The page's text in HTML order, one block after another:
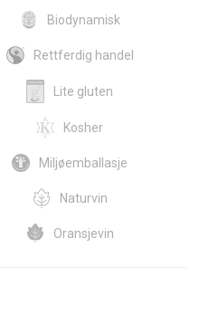
Biodynamisk
Rettferdig handel
Lite gluten
Kosher
Miljøemballasje
Naturvin
Oransjevin